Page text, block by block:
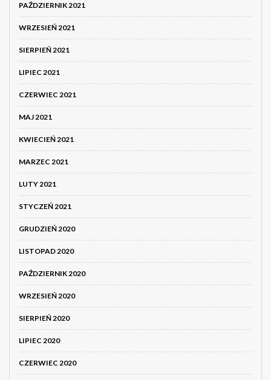
PAŹDZIERNIK 2021
WRZESIEŃ 2021
SIERPIEŃ 2021
LIPIEC 2021
CZERWIEC 2021
MAJ 2021
KWIECIEŃ 2021
MARZEC 2021
LUTY 2021
STYCZEŃ 2021
GRUDZIEŃ 2020
LISTOPAD 2020
PAŹDZIERNIK 2020
WRZESIEŃ 2020
SIERPIEŃ 2020
LIPIEC 2020
CZERWIEC 2020